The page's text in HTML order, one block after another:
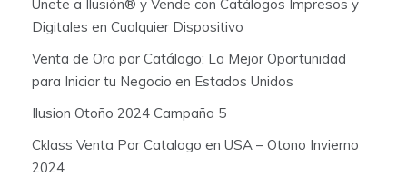
Únete a Ilusión® y Vende con Catálogos Impresos y
Digitales en Cualquier Dispositivo
Venta de Oro por Catálogo: La Mejor Oportunidad
para Iniciar tu Negocio en Estados Unidos
Ilusion Otoño 2024 Campaña 5
Cklass Venta Por Catalogo en USA – Otono Invierno
2024